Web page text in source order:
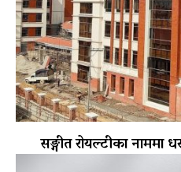
सङ्गीत रोयल्टीका नाममा